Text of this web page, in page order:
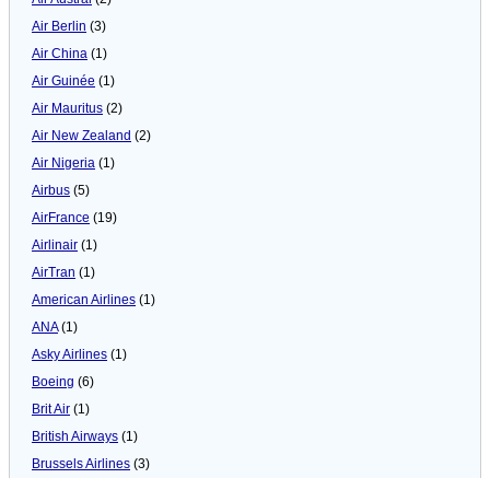
Air Berlin (3)
Air China (1)
Air Guinée (1)
Air Mauritus (2)
Air New Zealand (2)
Air Nigeria (1)
Airbus (5)
AirFrance (19)
Airlinair (1)
AirTran (1)
American Airlines (1)
ANA(1)
Asky Airlines (1)
Boeing (6)
Brit Air (1)
British Airways (1)
Brussels Airlines (3)